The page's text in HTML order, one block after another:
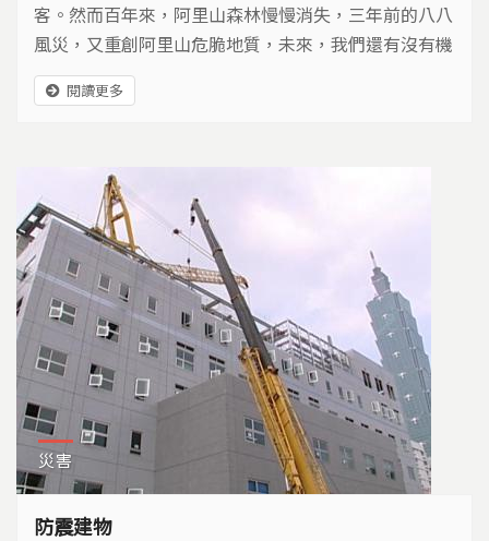
客。然而百年來，阿里山森林慢慢消失，三年前的八八
風災，又重創阿里山危脆地質，未來，我們還有沒有機
會，擁抱阿里山之美？
閱讀更多
災害
防震建物